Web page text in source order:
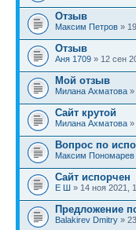
Отзыв
Максим Петров »
Отзыв
Аня 1709 » 12 сен
Мой отзыв
Милана Ахматова »
Сайт крутой
Милана Ахматова »
Вопрос по
Максим Пономарев
Сайт испорчен
Е Ш » 14 ноя 2021,
Предложение
Balakirev Dmitry »